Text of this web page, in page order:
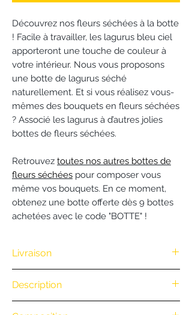
Découvrez nos fleurs séchées à la botte
! Facile à travailler, les lagurus bleu ciel
apporteront une touche de couleur à
votre intérieur. Nous vous proposons
une botte de lagurus séché
naturellement. Et si vous réalisez vous-
mêmes des bouquets en fleurs séchées
? Associé les lagurus à d’autres jolies
bottes de fleurs séchées.
Retrouvez toutes nos autres bottes de
fleurs séchées pour composer vous
même vos bouquets. En ce moment,
obtenez une botte offerte dès 9 bottes
achetées avec le code "BOTTE" !
Livraison
100€ d'achat. (Exclusivité Web non
valable pour une commande
Description